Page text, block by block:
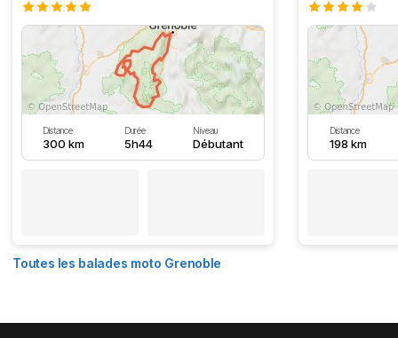
Distance
300 km
Durée
5h44
Niveau
Débutant
Distance
198 km
Toutes les balades moto Grenoble